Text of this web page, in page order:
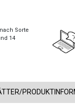
Sorte
14